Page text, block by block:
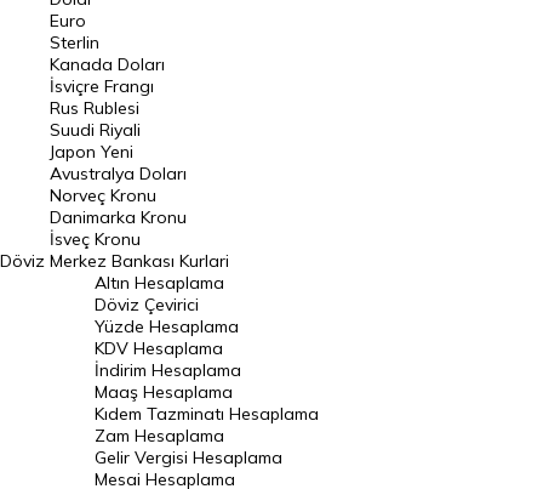
Pound Kuru
Frank Kuru
Riyal Kuru
Avustralya Doları
Danimarka Kronu Kuru
Kanada Doları Kuru
Norveç Kronu Kuru
İsveç Kronu Kuru
Japon Yeni Kuru
Serbest Piyasa Döviz Kurları
Merkez Bankası Döviz Kurları
Döviz
Euro
Sterlin
Kanada Doları
İsviçre Frangı
Rus Rublesi
Suudi Riyali
Japon Yeni
Avustralya Doları
Norveç Kronu
Danimarka Kronu
İsveç Kronu
Merkez Bankası Kurlari
Altın Hesaplama
Döviz Çevirici
Yüzde Hesaplama
KDV Hesaplama
İndirim Hesaplama
Maaş Hesaplama
Kıdem Tazminatı Hesaplama
Zam Hesaplama
Gelir Vergisi Hesaplama
Mesai Hesaplama